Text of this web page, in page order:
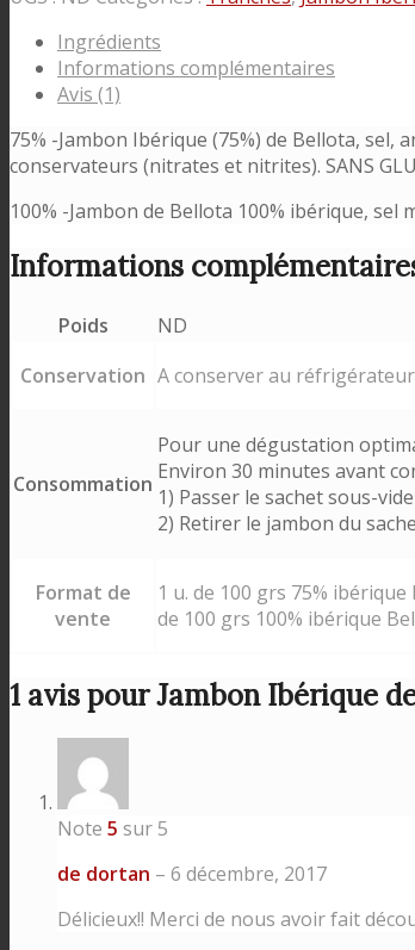
Ingrédients
Informations complémentaires
Avis (1)
75% -Jambon Ibérique (75%) de Bellota,
conservateurs (nitrates et nitrites). SANS
100% -Jambon de Bellota 100% ibérique,
Informations
Poids
ND
Conservation A conserver au réfrigérateur
Consommation
Pour une dégustation
Environ 30 minutes avant
1) Passer le sachet sous-
2) Retirer le jambon du
Format de
vente
1 u. de 100 grs 75%
de 100 grs 100% ibérique
1 avis pourJambon Ibérique
Note 5 sur 5
de dortan – 6 décembre, 2017
Délicieux!! Merci de nous avoir fait